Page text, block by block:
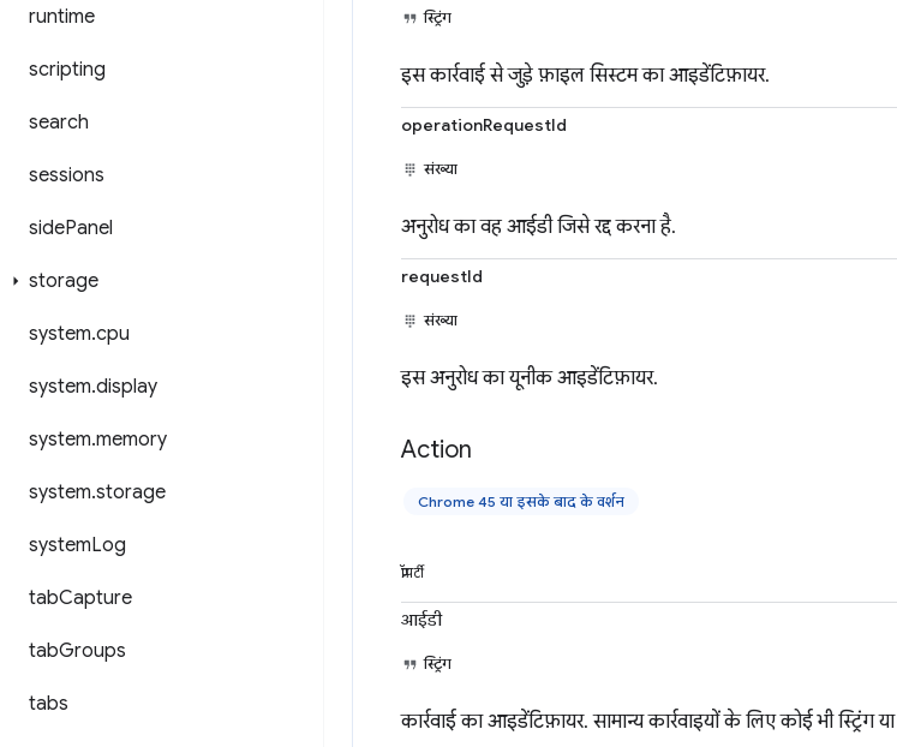
runtime
scripting
search
sessions
sidePanel
storage
system.cpu
system.display
system.memory
system.storage
systemLog
tabCapture
tabGroups
tabs
स्ट्रिंग
इस कार्रवाई से जुड़े फ़ाइल सिस्टम का आइडेंटिफ़ायर.
operationRequestId
संख्या
अनुरोध का वह आईडी जिसे रद्द करना है.
requestId
संख्या
इस अनुरोध का यूनीक आइडेंटिफ़ायर.
Action
Chrome 45 या इसके बाद के वर्शन
प्रॉपर्टी
आईडी
स्ट्रिंग
कार्रवाई का आइडेंटिफ़ायर. सामान्य कार्रवाइयों के लिए कोई भी स्ट्रिंग या